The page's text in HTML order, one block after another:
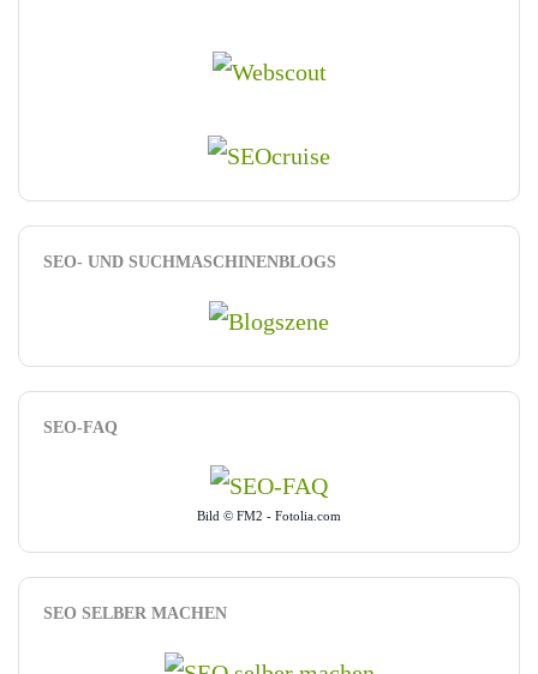
SEO- UND SUCHMASCHINENBLOGS
SEO-FAQ
Bild © FM2 - Fotolia.com
SEO SELBER MACHEN